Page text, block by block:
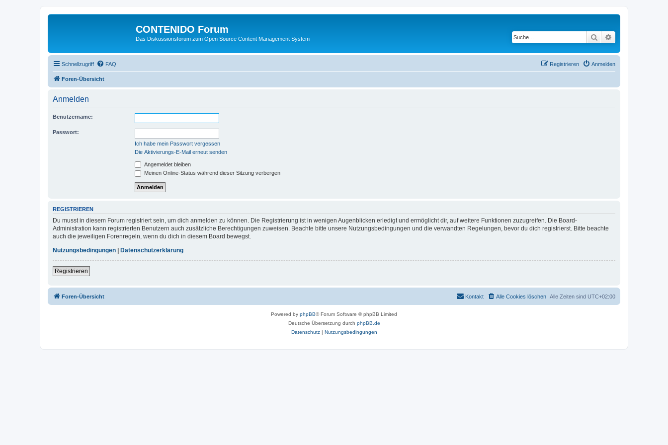
CONTENIDO Forum
Das Diskussionsforum zum Open Source Content Management System Suche
Schnellzugriff FAQ Anmelden
Registrieren
Foren-Übersicht
Anmelden
Benutzername:
Passwort:
Ich habe mein Passwort vergessen
Die Aktivierungs-E-Mail erneut senden
Angemeldet bleiben
Meinen Online-Status während dieser Sitzung verbergen
REGISTRIEREN
Du musst in diesem Forum registriert sein, um dich anmelden zu können. Die Registrierung ist in wenigen Augenblicken erledigt und ermöglicht dir, auf weitere Funktionen zuzugreifen. Die Board-
Administration kann registrierten Benutzern auch zusätzliche Berechtigungen zuweisen. Beachte bitte unsere Nutzungsbedingungen und die verwandten Regelungen, bevor du dich registrierst. Bitte beachte
auch die jeweiligen Forenregeln, wenn du dich in diesem Board bewegst.
Nutzungsbedingungen
Datenschutzerklärung
Registrieren
Foren-Übersicht Alle Zeiten sind UTC+02:00
Alle Cookies löschen
Kontakt
Powered by phpBB® Forum Software © phpBB Limited
Deutsche Übersetzung durch phpBB.de
Datenschutz| Nutzungsbedingungen